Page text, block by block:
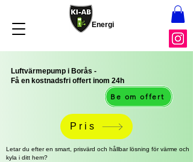
Energi
Luftvärmepump i Borås -
Få en kostnadsfri offert inom 24h
Be om offert
Pris
Letar du efter en smart, prisvärd och hållbar lösning för värme och
kyla i ditt hem?